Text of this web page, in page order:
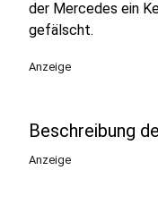
der Mercedes ein
gefälscht.
Anzeige
Beschreibung
Anzeige